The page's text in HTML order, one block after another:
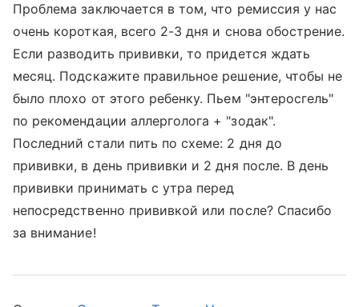
Проблема заключается в том, что ремиссия у нас
очень короткая, всего 2-3 дня и снова обострение.
Если разводить прививки, то придется ждать
месяц. Подскажите правильное решение, чтобы не
было плохо от этого ребенку. Пьем "энтеросгель"
по рекомендации аллерголога + "зодак".
Последний стали пить по схеме: 2 дня до
прививки, в день прививки и 2 дня после. В день
прививки принимать с утра перед
непосредственно прививкой или после? Спасибо
за внимание!